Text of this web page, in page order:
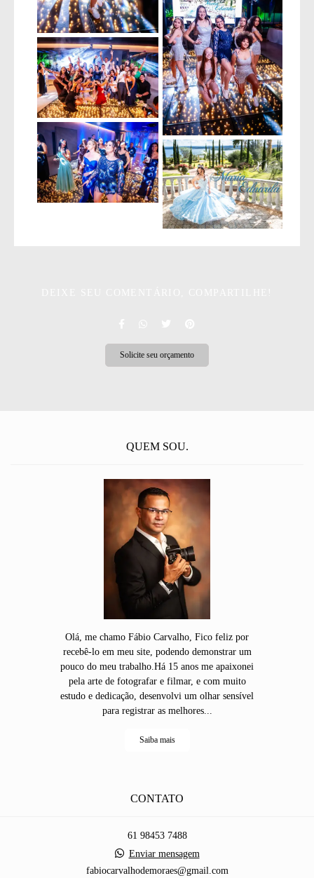
Solicite seu orçamento
QUEM SOU.
Olá, me chamo Fábio Carvalho, Fico feliz por
recebê-lo em meu site, podendo demonstrar um
pouco do meu trabalho.Há 15 anos me apaixonei
pela arte de fotografar e filmar, e com muito
estudo e dedicação, desenvolvi um olhar sensível
para registrar as melhores...
Saiba mais
CONTATO
61 98453 7488
Enviar mensagem
fabiocarvalhodemoraes@gmail.com